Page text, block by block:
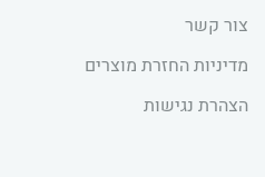
צור קשר
מדיניות החזרת מוצרים
הצהרת נגישות